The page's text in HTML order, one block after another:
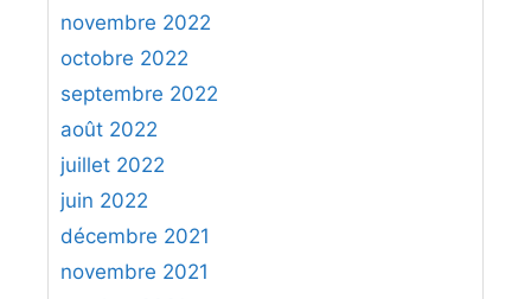
novembre 2022
octobre 2022
septembre 2022
août 2022
juillet 2022
juin 2022
décembre 2021
novembre 2021